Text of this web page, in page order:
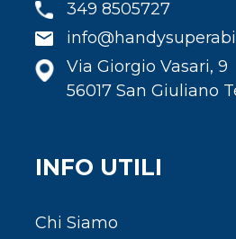
349 8505727
Via Giorgio Vasari, 9
56017 San Giuliano
INFO UTILI
Chi Siamo